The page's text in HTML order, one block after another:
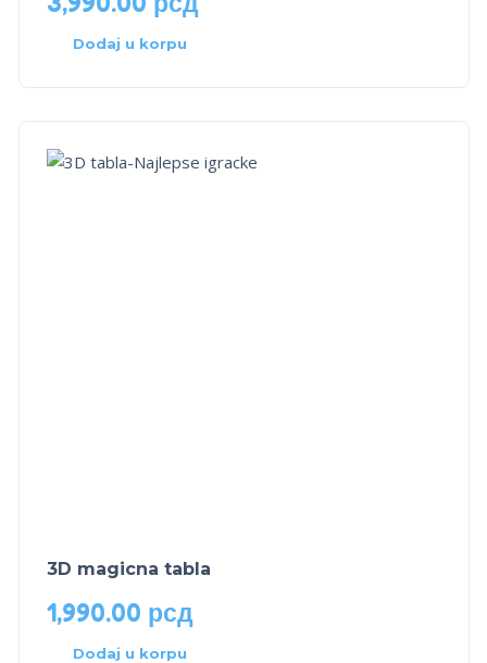
Dodaj u korpu
3D magicna tabla
1,990.00 рсд
Dodaj u korpu